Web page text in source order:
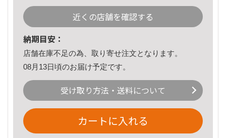
近くの店舗を確認する
納期目安：
店舗在庫不足の為、取り寄せ注文となります。
08月13日頃のお届け予定です。
受け取り方法・送料について
カートに入れる